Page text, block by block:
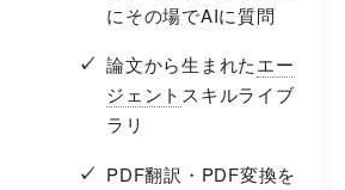
にその場でAIに質問
論文から生まれたエー
ジェント スキルライブ
ラリ
PDF翻訳・PDF変換を